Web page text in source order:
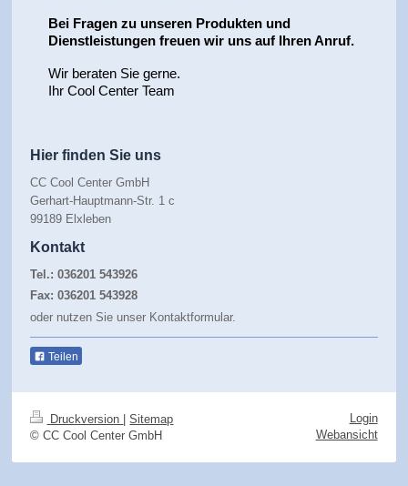
Bei Fragen zu unseren Produkten und
Dienstleistungen freuen wir uns auf Ihren Anruf.
Wir beraten Sie gerne.
Ihr Cool Center Team
Hier finden Sie uns
CC Cool Center GmbH
Gerhart-Hauptmann-Str. 1 c
99189 Elxleben
Kontakt
Tel.: 036201 543926
Fax: 036201 543928
oder nutzen Sie unser Kontaktformular.
Teilen
Druckversion | Sitemap
© CC Cool Center GmbH
Login
Webansicht